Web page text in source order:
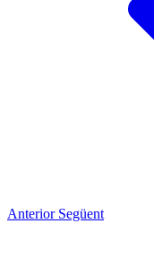
Anterior Següent